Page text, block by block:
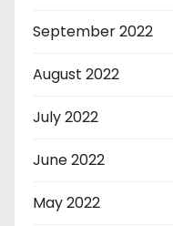
September 2022
August 2022
July 2022
June 2022
May 2022